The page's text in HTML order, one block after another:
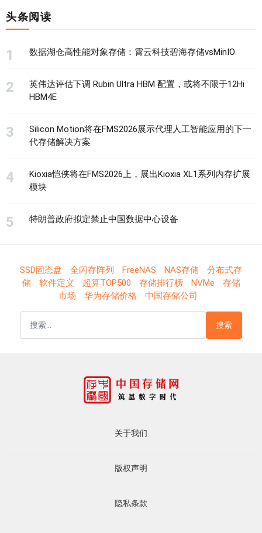
头条阅读
数据湖仓高性能对象存储：霄云科技碧海存储vsMinIO
英伟达评估下调 Rubin Ultra HBM 配置，或将不限于12Hi
HBM4E
Silicon Motion将在FMS2026展示代理人工智能应用的下一
代存储解决方案
Kioxia恺侠将在FMS2026上，展出Kioxia XL1系列内存扩展
模块
特朗普政府拟定禁止中国数据中心设备
SSD固态盘 全闪存阵列 FreeNAS NAS存储
分布式存
储
软件定义 超算TOP500 存储排行榜 NVMe
存储
市场
华为存储价格 中国存储公司
搜索
关于我们
版权声明
隐私条款